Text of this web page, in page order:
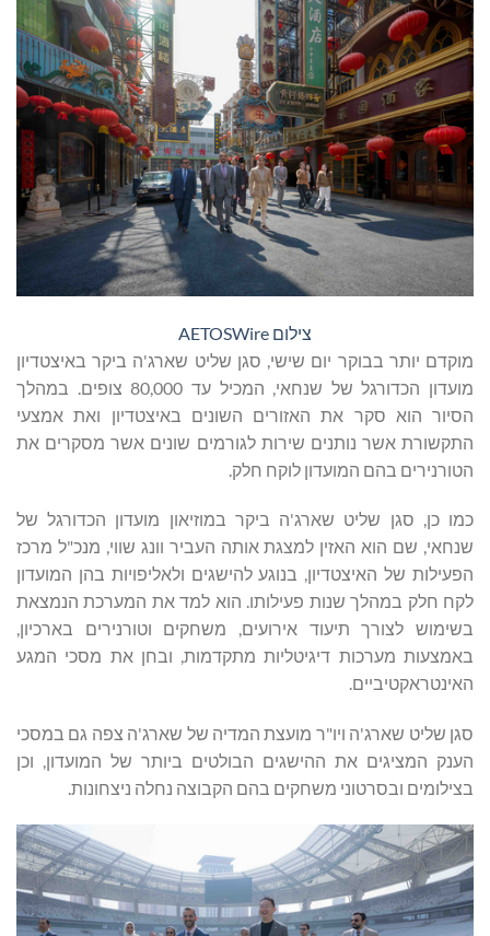
צילום AETOSWire
מוקדם יותר בבוקר יום שישי, סגן שליט שארג'ה ביקר באיצטדיון
מועדון הכדורגל של שנחאי, המכיל עד 80,000 צופים. במהלך
הסיור הוא סקר את האזורים השונים באיצטדיון ואת אמצעי
התקשורת אשר נותנים שירות לגורמים שונים אשר מסקרים את
הטורנירים בהם המועדון לוקח חלק.
כמו כן, סגן שליט שארג'ה ביקר במוזיאון מועדון הכדורגל של
שנחאי, שם הוא האזין למצגת אותה העביר וונג שווי, מנכ"ל מרכז
הפעילות של האיצטדיון, בנוגע להישגים ולאליפויות בהן המועדון
לקח חלק במהלך שנות פעילותו. הוא למד את המערכת הנמצאת
בשימוש לצורך תיעוד אירועים, משחקים וטורנירים בארכיון,
באמצעות מערכות דיגיטליות מתקדמות, ובחן את מסכי המגע
האינטראקטיביים.
סגן שליט שארג'ה ויו"ר מועצת המדיה של שארג'ה צפה גם במסכי
הענק המציגים את ההישגים הבולטים ביותר של המועדון, וכן
בצילומים ובסרטוני משחקים בהם הקבוצה נחלה ניצחונות.